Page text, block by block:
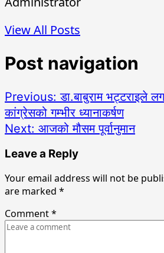
View All Posts
Post navigation
Previous:डा.बाबुराम भट्टराइले
कांग्रेसको गम्भीर ध्यानाकर्षण
Next: आजको मौसम पूर्वानुमान
Leave a Reply
Your email address will not be
are marked *
Comment*